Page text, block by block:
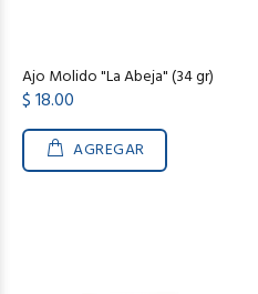
Ajo Molido "La Abeja" (34 gr)
$ 18.00
AGREGAR